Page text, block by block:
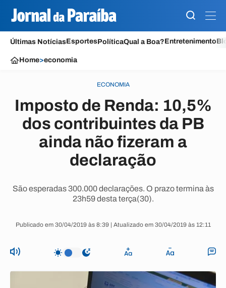
Últimas NotíciasEsportesPolíticaQual a Boa?Entretenimento
Home>economia
ECONOMIA
Imposto de Renda: 10,5%
dos contribuintes da PB
ainda não fizeram a
declaração
São esperadas 300.000 declarações. O prazo termina às
23h59 desta terça(30).
Publicado em 30/04/2019 às 8:39 | Atualizado em 30/04/2019 às 12:11